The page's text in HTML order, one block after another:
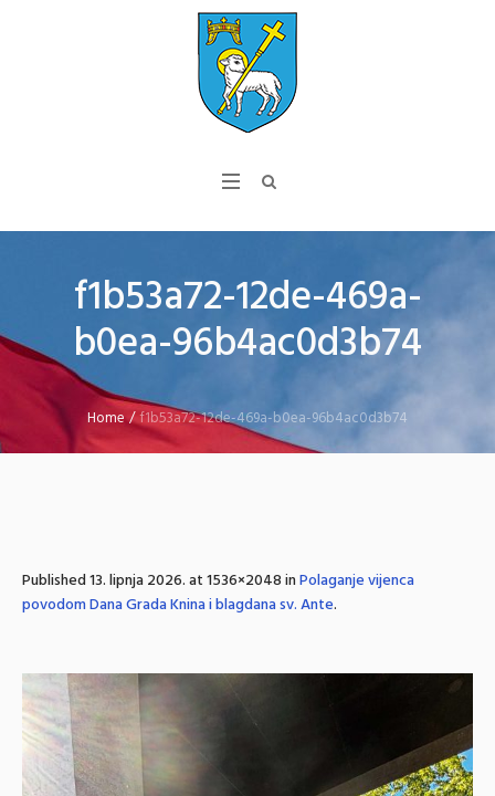
f1b53a72-12de-469a-
b0ea-96b4ac0d3b74
Home/f1b53a72-12de-469a-b0ea-96b4ac0d3b74
Published13. lipnja 2026.at 1536×2048 inPolaganje vijenca
povodom Dana Grada Knina i blagdana sv. Ante.